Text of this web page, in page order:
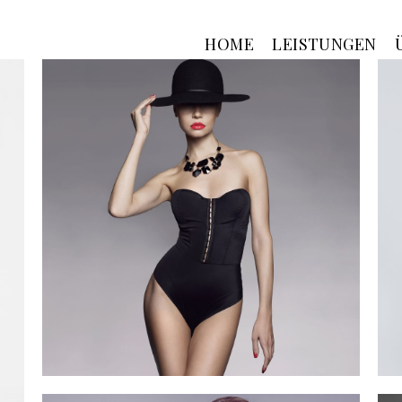
HOME LEISTUNGEN